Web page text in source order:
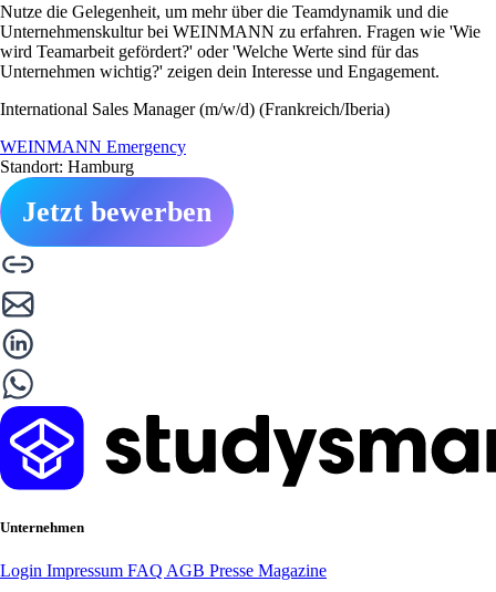
Nutze die Gelegenheit, um mehr über die Teamdynamik und die
Unternehmenskultur bei WEINMANN zu erfahren. Fragen wie 'Wie
wird Teamarbeit gefördert?' oder 'Welche Werte sind für das
Unternehmen wichtig?' zeigen dein Interesse und Engagement.
International Sales Manager (m/w/d) (Frankreich/Iberia)
WEINMANN Emergency
Standort: Hamburg
Jetzt bewerben
Unternehmen
Login Impressum FAQ AGB Presse Magazine